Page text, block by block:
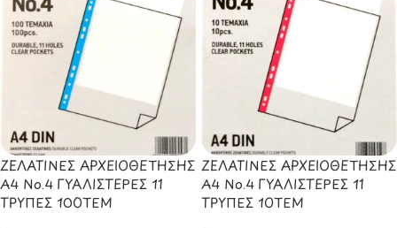
ΖΕΛΑΤΙΝΕΣ ΑΡΧΕΙΟΘΕΤΗΣΗΣ
Α4 Νο.4 ΓΥΑΛΙΣΤΕΡΕΣ 11
ΤΡΥΠΕΣ 100ΤΕΜ
ΖΕΛΑΤΙΝΕΣ ΑΡΧΕΙΟΘΕΤΗΣΗΣ
Α4 Νο.4 ΓΥΑΛΙΣΤΕΡΕΣ 11
ΤΡΥΠΕΣ 10ΤΕΜ